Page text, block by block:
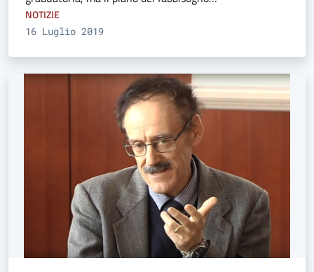
NOTIZIE
16 Luglio 2019